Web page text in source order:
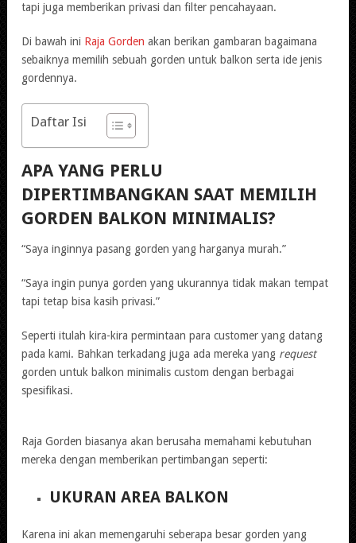
tapi juga memberikan privasi dan filter pencahayaan.
Di bawah ini Raja Gorden akan berikan gambaran bagaimana
sebaiknya memilih sebuah gorden untuk balkon serta ide jenis
gordennya.
Daftar Isi
APA YANG PERLU
DIPERTIMBANGKAN SAAT MEMILIH
GORDEN BALKON MINIMALIS?
“Saya inginnya pasang gorden yang harganya murah.”
“Saya ingin punya gorden yang ukurannya tidak makan tempat
tapi tetap bisa kasih privasi.”
Seperti itulah kira-kira permintaan para customer yang datang
pada kami. Bahkan terkadang juga ada mereka yang request
gorden untuk balkon minimalis custom dengan berbagai
spesifikasi.
Raja Gorden biasanya akan berusaha memahami kebutuhan
mereka dengan memberikan pertimbangan seperti:
UKURAN AREA BALKON
Karena ini akan memengaruhi seberapa besar gorden yang